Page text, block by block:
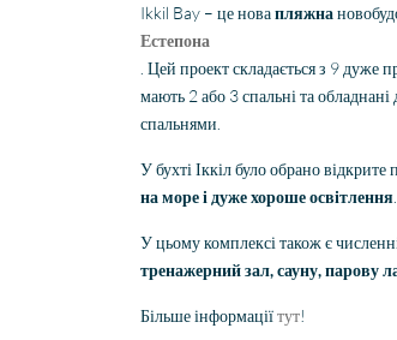
Ikkil Bay – це новапляжна
Естепона
. Цей проект складається з 9 дуже
мають 2 або 3 спальні та обладнані
спальнями.
У бухті Іккіл було обрано
на море і дуже хороше освітлення
У цьому комплексі також є
тренажерний зал, сауну, парову
Більше інформаціїтут!